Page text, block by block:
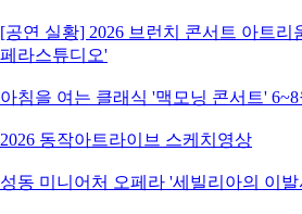
[공연 실황] 2026 브런치 콘서트 아트리
페라스튜디오'
아침을 여는 클래식 '맥모닝 콘서트'
2026 동작아트라이브 스케치영상
성동 미니어처 오페라 '세빌리아의 이